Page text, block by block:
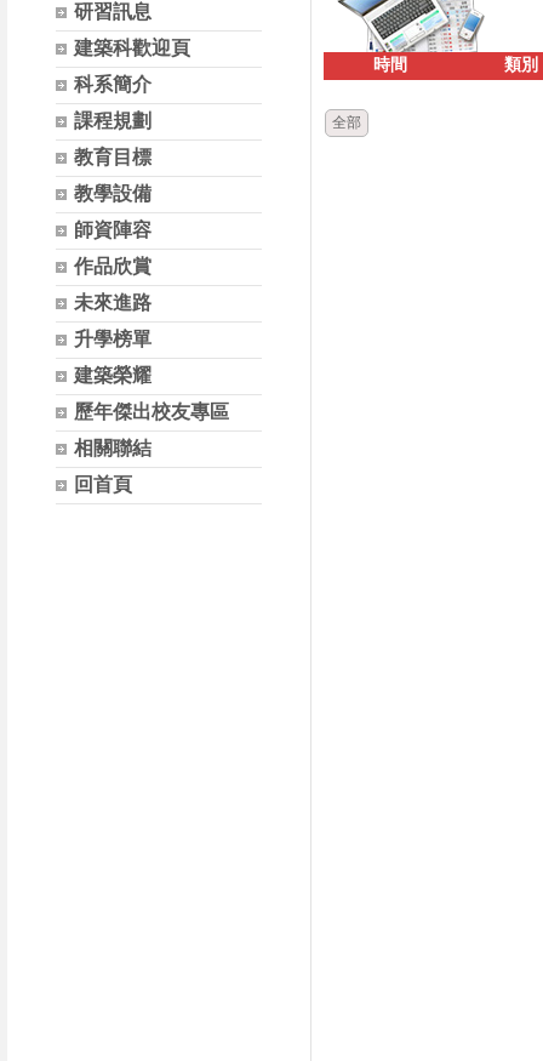
研習訊息
建築科歡迎頁
科系簡介
課程規劃
教育目標
教學設備
師資陣容
作品欣賞
未來進路
升學榜單
建築榮耀
歷年傑出校友專區
相關聯結
回首頁
時間 類別
全部